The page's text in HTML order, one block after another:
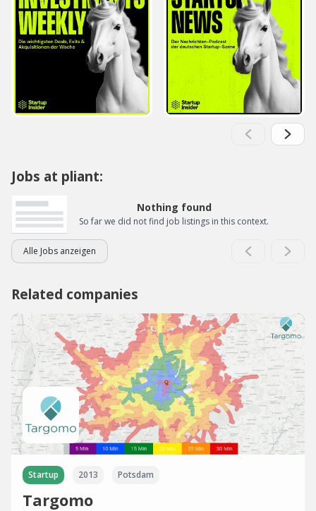
Jobs at pliant:
Nothing found
So far we did not find job listings in this context.
Alle Jobs anzeigen
Related companies
Startup 2013 Potsdam
Targomo